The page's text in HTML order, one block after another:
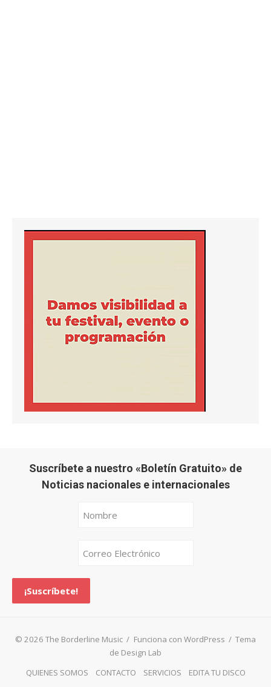
Suscríbete a nuestro «Boletín Gratuito» de
Noticias nacionales e internacionales
© 2026 The Borderline Music / Funciona con WordPress / Tema
de Design Lab
QUIENES SOMOS
CONTACTO SERVICIOS EDITA TU DISCO